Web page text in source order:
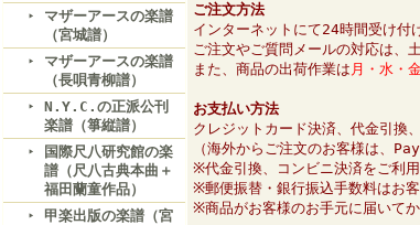
マザーアースの楽譜
（宮城譜）
マザーアースの楽譜
（長唄青柳譜）
N.Y.C.の正派公刊
楽譜（箏縦譜）
国際尺八研究館の楽
譜（尺八古典本曲＋
福田蘭童作品）
甲楽出版の楽譜（宮
ご注文方法
インターネットにて24時間受け付
ご注文やご質問メールの対応は、
また、商品の出荷作業は 月・水・
お支払い方法
クレジットカード決済、代金引換
（海外からご注文のお客様は、
※代金引換、コンビニ決済をご利
※郵便振替・銀行振込手数料はお
※商品がお客様のお手元に届いて